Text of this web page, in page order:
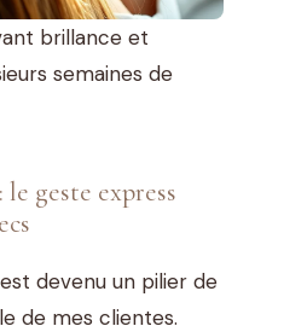
brillance et
semaines de
le geste express
devenu un pilier de
de mes clientes.